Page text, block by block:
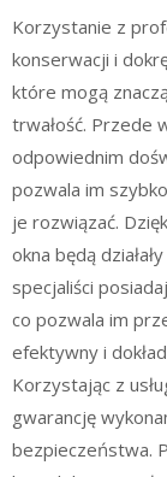
Korzystanie z
konserwacji i
które mogą
trwałość. Przede
odpowiednim
pozwala im
je rozwiązać.
okna będą
specjaliści
co pozwala im
efektywny i
Korzystając z
gwarancję
bezpieczeństwa.